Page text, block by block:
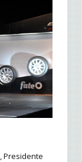
, Presidente